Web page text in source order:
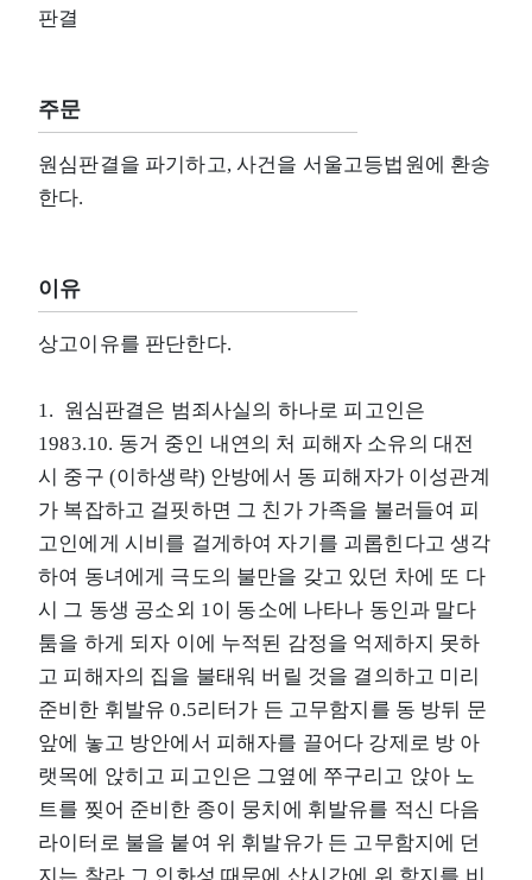
판결
주문
원심판결을 파기하고, 사건을 서울고등법원에 환송
한다.
이유
상고이유를 판단한다.
1. 원심판결은 범죄사실의 하나로 피고인은
1983.10. 동거 중인 내연의 처 피해자 소유의 대전
시 중구 (이하생략) 안방에서 동 피해자가 이성관계
가 복잡하고 걸핏하면 그 친가 가족을 불러들여 피
고인에게 시비를 걸게하여 자기를 괴롭힌다고 생각
하여 동녀에게 극도의 불만을 갖고 있던 차에 또 다
시 그 동생 공소외 1이 동소에 나타나 동인과 말다
툼을 하게 되자 이에 누적된 감정을 억제하지 못하
고 피해자의 집을 불태워 버릴 것을 결의하고 미리
준비한 휘발유 0.5리터가 든 고무함지를 동 방뒤 문
앞에 놓고 방안에서 피해자를 끌어다 강제로 방 아
랫목에 앉히고 피고인은 그옆에 쭈구리고 앉아 노
트를 찢어 준비한 종이 뭉치에 휘발유를 적신 다음
라이터로 불을 붙여 위 휘발유가 든 고무함지에 던